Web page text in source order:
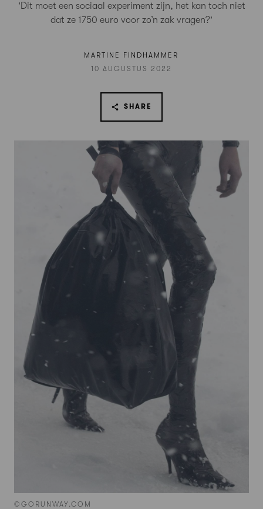
©GORUNWAY.COM
'Dit moet een sociaal experiment zijn, het kan toch niet
dat ze 1750 euro voor zo’n zak vragen?'
MARTINE FINDHAMMER
10 AUGUSTUS 2022
SHARE